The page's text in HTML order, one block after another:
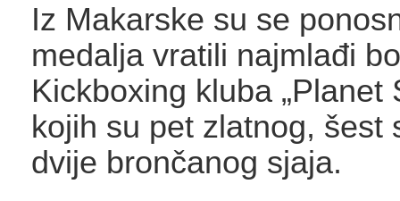
Iz Makarske su se
medalja vratili najmlađi
Kickboxing kluba „Planet
kojih su pet zlatnog, šest
dvije brončanog sjaja.